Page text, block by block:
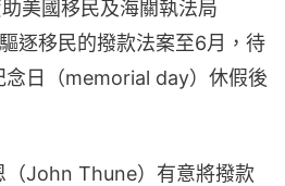
美國移民及海關執法局
逐移民的撥款法案至6月，待
念日（memorial day）休假後
（John Thune）有意將撥款